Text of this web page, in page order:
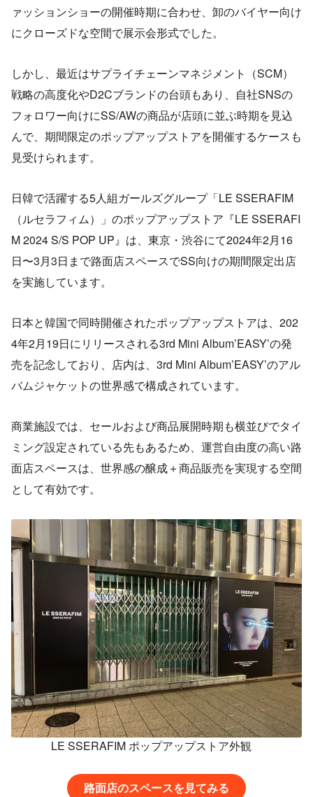
ァッションショーの開催時期に合わせ、卸のバイヤー向け
にクローズドな空間で展示会形式でした。
しかし、最近はサプライチェーンマネジメント（SCM）
戦略の高度化やD2Cブランドの台頭もあり、自社SNSの
フォロワー向けにSS/AWの商品が店頭に並ぶ時期を見込
んで、期間限定のポップアップストアを開催するケースも
見受けられます。
日韓で活躍する5人組ガールズグループ「LE SSERAFIM
（ルセラフィム）」のポップアップストア『LE SSERAFI
M 2024 S/S POP UP』は、東京・渋谷にて2024年2月16
日〜3月3日まで路面店スペースでSS向けの期間限定出店
を実施しています。
日本と韓国で同時開催されたポップアップストアは、202
4年2月19日にリリースされる3rd Mini Album’EASY’の発
売を記念しており、店内は、3rd Mini Album’EASY’のアル
バムジャケットの世界感で構成されています。
商業施設では、セールおよび商品展開時期も横並びでタイ
ミング設定されている先もあるため、運営自由度の高い路
面店スペースは、世界感の醸成＋商品販売を実現する空間
として有効です。
LE SSERAFIM ポップアップストア外観
路面店のスペースを見てみる